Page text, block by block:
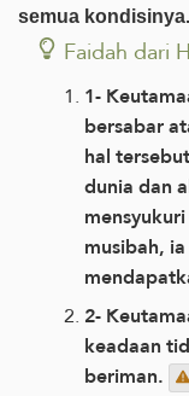
semua kondisinya.
Faidah dari
1-
bersabar
hal
dunia dan
musibah,
2-
keadaan
beriman.